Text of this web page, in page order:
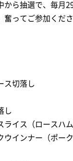
から抽選で、毎月
奮ってご参加くだ
ス切落し
し
ライス（ロースハ
ウインナー（ポー